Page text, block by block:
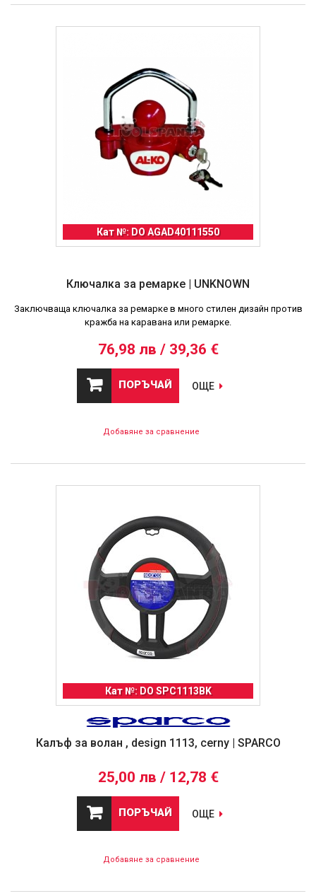
Кат №: DO AGAD40111550
Ключалка за ремарке | UNKNOWN
Заключваща ключалка за ремарке в много стилен дизайн против
кражба на каравана или ремарке.
76,98 лв / 39,36 €
ПОРЪЧАЙ ОЩЕ
Добавяне за сравнение
Кат №: DO SPC1113BK
Калъф за волан , design 1113, cerny | SPARCO
25,00 лв / 12,78 €
ПОРЪЧАЙ ОЩЕ
Добавяне за сравнение